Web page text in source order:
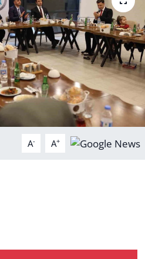
A- A+